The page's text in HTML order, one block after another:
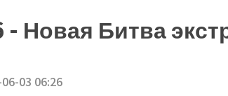
- Новая Битва
06-03 06:26